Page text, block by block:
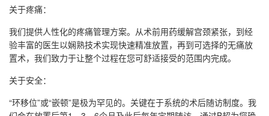
关于疼痛：
我们提供人性化的疼痛管理方案。从术前用药缓解宫颈紧张，到经
验丰富的医生以娴熟技术实现快速精准放置，再到可选择的无痛放
置术，我们致力于让整个过程在您可舒适接受的范围内完成。
关于安全：
“环移位”或“嵌顿”是极为罕见的。关键在于系统的术后随访制度。我